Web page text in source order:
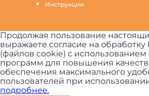
Инструкции
Продолжая пользование
выражаете согласие на
(файлов cookie) с использованием
программ для повышения
обеспечения максимального
пользователей при
подробнее.